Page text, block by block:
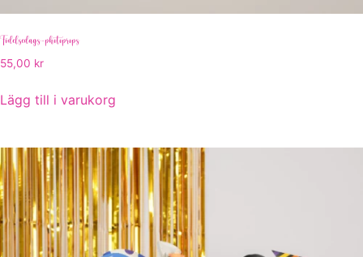
Födelsedags-photoprops
55,00 kr
Lägg till i varukorg